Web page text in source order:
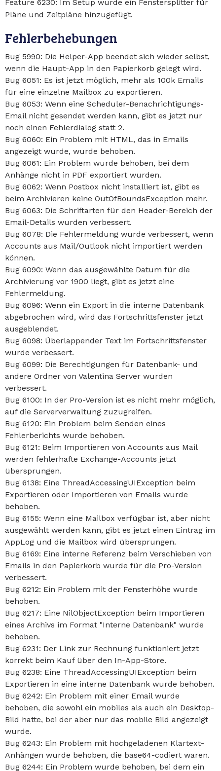
Feature 6230: Im Setup wurde ein Fenstersplitter für
Pläne und Zeitpläne hinzugefügt.
Fehlerbehebungen
Bug 5990: Die Helper-App beendet sich wieder selbst,
wenn die Haupt-App in den Papierkorb gelegt wird.
Bug 6051: Es ist jetzt möglich, mehr als 100k Emails
für eine einzelne Mailbox zu exportieren.
Bug 6053: Wenn eine Scheduler-Benachrichtigungs-
Email nicht gesendet werden kann, gibt es jetzt nur
noch einen Fehlerdialog statt 2.
Bug 6060: Ein Problem mit HTML, das in Emails
angezeigt wurde, wurde behoben.
Bug 6061: Ein Problem wurde behoben, bei dem
Anhänge nicht in PDF exportiert wurden.
Bug 6062: Wenn Postbox nicht installiert ist, gibt es
beim Archivieren keine OutOfBoundsException mehr.
Bug 6063: Die Schriftarten für den Header-Bereich der
Email-Details wurden verbessert.
Bug 6078: Die Fehlermeldung wurde verbessert, wenn
Accounts aus Mail/Outlook nicht importiert werden
können.
Bug 6090: Wenn das ausgewählte Datum für die
Archivierung vor 1900 liegt, gibt es jetzt eine
Fehlermeldung.
Bug 6096: Wenn ein Export in die interne Datenbank
abgebrochen wird, wird das Fortschrittsfenster jetzt
ausgeblendet.
Bug 6098: Überlappender Text im Fortschrittsfenster
wurde verbessert.
Bug 6099: Die Berechtigungen für Datenbank- und
andere Ordner von Valentina Server wurden
verbessert.
Bug 6100: In der Pro-Version ist es nicht mehr möglich,
auf die Serververwaltung zuzugreifen.
Bug 6120: Ein Problem beim Senden eines
Fehlerberichts wurde behoben.
Bug 6121: Beim Importieren von Accounts aus Mail
werden fehlerhafte Exchange-Accounts jetzt
übersprungen.
Bug 6138: Eine ThreadAccessingUIException beim
Exportieren oder Importieren von Emails wurde
behoben.
Bug 6155: Wenn eine Mailbox verfügbar ist, aber nicht
ausgewählt werden kann, gibt es jetzt einen Eintrag im
AppLog und die Mailbox wird übersprungen.
Bug 6169: Eine interne Referenz beim Verschieben von
Emails in den Papierkorb wurde für die Pro-Version
verbessert.
Bug 6212: Ein Problem mit der Fensterhöhe wurde
behoben.
Bug 6217: Eine NilObjectException beim Importieren
eines Archivs im Format "Interne Datenbank" wurde
behoben.
Bug 6231: Der Link zur Rechnung funktioniert jetzt
korrekt beim Kauf über den In-App-Store.
Bug 6238: Eine ThreadAccessingUIException beim
Exportieren in eine interne Datenbank wurde behoben.
Bug 6242: Ein Problem mit einer Email wurde
behoben, die sowohl ein mobiles als auch ein Desktop-
Bild hatte, bei der aber nur das mobile Bild angezeigt
wurde.
Bug 6243: Ein Problem mit hochgeladenen Klartext-
Anhängen wurde behoben, die base64-codiert waren.
Bug 6244: Ein Problem wurde behoben, bei dem ein